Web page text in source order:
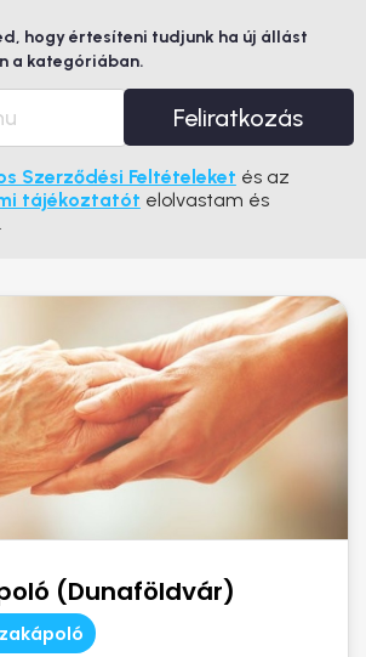
hogy értesíteni tudjunk ha új állást
a kategóriában.
Feliratkozás
Szerződési Feltételeket és az
tájékoztatót elolvastam és
(Dunaföldvár)